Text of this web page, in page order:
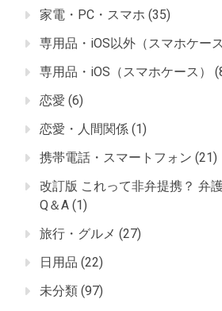
家電・PC・スマホ (35)
専用品・iOS以外（スマホケース
専用品・iOS（スマホケース）
恋愛 (6)
恋愛・人間関係 (1)
携帯電話・スマートフォン (21)
改訂版 これって非弁提携？ 弁
Q＆A (1)
旅行・グルメ (27)
日用品 (22)
未分類 (97)